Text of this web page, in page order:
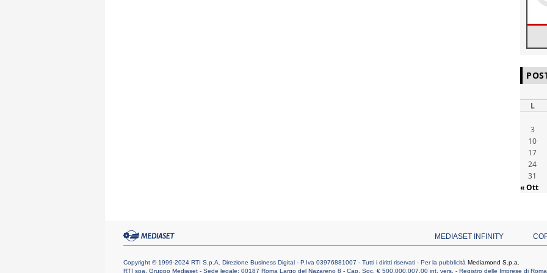
L
3
10
17
24
31
« Ott
MEDIASET INFINITY
Copyright © 1999-2024 RTI S.p.A. Direzione Business Digital - P.Iva 03976881007 - Tutti i diritti riservati - Per la pubblicità Mediamond S.p.a.
RTI spa, Gruppo Mediaset - Sede legale: 00187 Roma Largo del Nazareno 8 - Cap. Soc. € 500.000.007,00 int. vers. - Registro delle Imprese di